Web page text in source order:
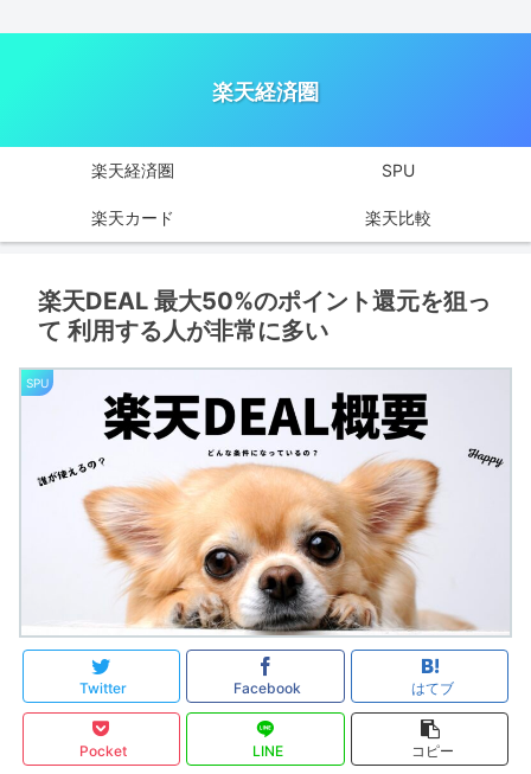
楽天経済圏
楽天経済圏 SPU
楽天カード 楽天比較
楽天DEAL 最大50%のポイント還元を狙っ
て 利用する人が非常に多い
SPU
Twitter Facebook はてブ
Pocket LINE コピー